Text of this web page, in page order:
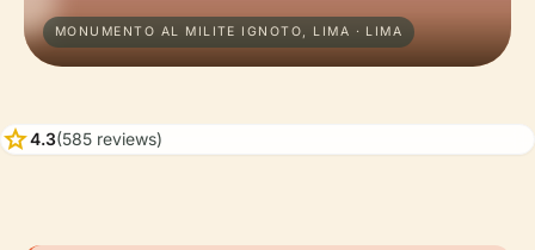
MONUMENTO AL MILITE IGNOTO, LIMA · LIMA
star4.3(585 reviews)